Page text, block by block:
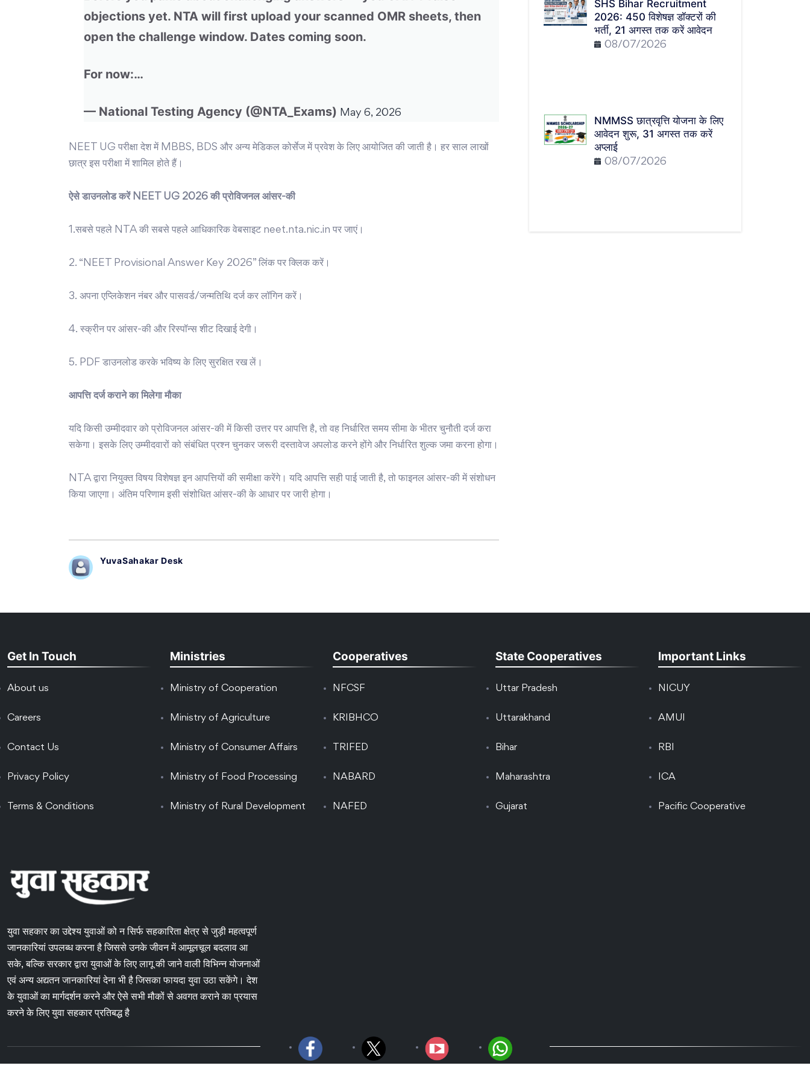
objections yet. NTA will first upload your scanned OMR sheets, then
open the challenge window. Dates coming soon.
For now:…
— National Testing Agency (@NTA_Exams) May 6, 2026
NEET UG परीक्षा देश में MBBS, BDS और अन्य मेडिकल कोर्सेज में प्रवेश के लिए आयोजित की जाती है। हर साल लाखों
छात्र इस परीक्षा में शामिल होते हैं।
ऐसे डाउनलोड करें NEET UG 2026 की प्रोविजनल आंसर-की
1.सबसे पहले NTA की सबसे पहले आधिकारिक वेबसाइट neet.nta.nic.in पर जाएं।
2. “NEET Provisional Answer Key 2026” लिंक पर क्लिक करें।
3. अपना एप्लिकेशन नंबर और पासवर्ड/जन्मतिथि दर्ज कर लॉगिन करें।
4. स्क्रीन पर आंसर-की और रिस्पॉन्स शीट दिखाई देगी।
5. PDF डाउनलोड करके भविष्य के लिए सुरक्षित रख लें।
आपत्ति दर्ज कराने का मिलेगा मौका
यदि किसी उम्मीदवार को प्रोविजनल आंसर-की में किसी उत्तर पर आपत्ति है, तो वह निर्धारित समय सीमा के भीतर चुनौती दर्ज करा
सकेगा। इसके लिए उम्मीदवारों को संबंधित प्रश्न चुनकर जरूरी दस्तावेज अपलोड करने होंगे और निर्धारित शुल्क जमा करना होगा।
NTA द्वारा नियुक्त विषय विशेषज्ञ इन आपत्तियों की समीक्षा करेंगे। यदि आपत्ति सही पाई जाती है, तो फाइनल आंसर-की में संशोधन
किया जाएगा। अंतिम परिणाम इसी संशोधित आंसर-की के आधार पर जारी होगा।
YuvaSahakar Desk
SHS Bihar Recruitment
2026: 450 विशेषज्ञ डॉक्टरों की
भर्ती, 21 अगस्त तक करें आवेदन
08/07/2026
NMMSS छात्रवृत्ति योजना के लिए
आवेदन शुरू, 31 अगस्त तक करें
अप्लाई
08/07/2026
Get In Touch
About us
Careers
Contact Us
Privacy Policy
Terms & Conditions
Ministries
Ministry of Cooperation
Ministry of Agriculture
Ministry of Consumer Affairs
Ministry of Food Processing
Ministry of Rural Development
Cooperatives
NFCSF
KRIBHCO
TRIFED
NABARD
NAFED
State Cooperatives
Uttar Pradesh
Uttarakhand
Bihar
Maharashtra
Gujarat
Important Links
NICUY
AMUI
RBI
ICA
Pacific Cooperative
युवा सहकार का उद्देश्य युवाओं को न सिर्फ सहकारिता क्षेत्र से जुड़ी महत्वपूर्ण
जानकारियां उपलब्ध करना है जिससे उनके जीवन में आमूलचूल बदलाव आ
सके, बल्कि सरकार द्वारा युवाओं के लिए लागू की जाने वाली विभिन्न योजनाओं
एवं अन्य अद्यतन जानकारियां देना भी है जिसका फायदा युवा उठा सकेंगे। देश
के युवाओं का मार्गदर्शन करने और ऐसे सभी मौकों से अवगत कराने का प्रयास
करने के लिए युवा सहकार प्रतिबद्ध है